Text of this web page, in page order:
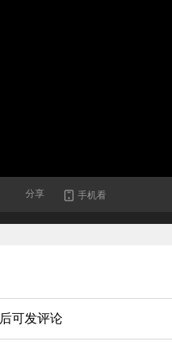
分享 手机看
后可发评论